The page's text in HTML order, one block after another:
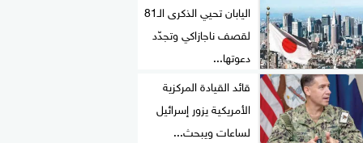
اليابان تحيي الذكرى الـ81
لقصف ناجازاكي وتجدّد
دعوتها...
قائد القيادة المركزية
الأمريكية يزور إسرائيل
لساعات ويبحث...